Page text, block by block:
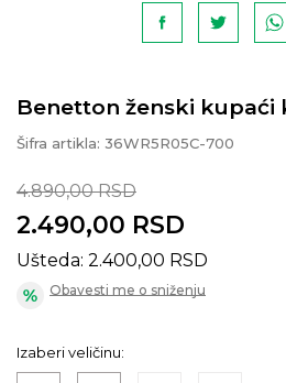
Benetton ženski
Šifra artikla: 36WR5R05C-700
4.890,00 RSD
2.490,00 RSD
Ušteda: 2.400,00 RSD
Obavesti me o sniženju
Izaberi veličinu: